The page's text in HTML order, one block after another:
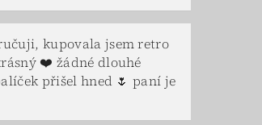
kupovala jsem retro
❤️ žádné dlouhé
přišel hned 🌷 paní je